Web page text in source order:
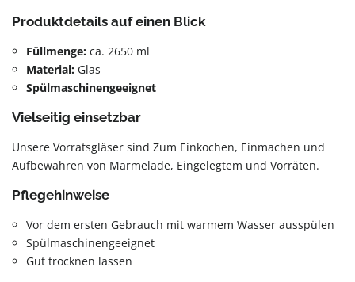
Produktdetails auf einen Blick
Füllmenge: ca. 2650 ml
Material: Glas
Spülmaschinengeeignet
Vielseitig einsetzbar
Unsere Vorratsgläser sind Zum Einkochen, Einmachen und
Aufbewahren von Marmelade, Eingelegtem und Vorräten.
Pflegehinweise
Vor dem ersten Gebrauch mit warmem Wasser ausspülen
Spülmaschinengeeignet
Gut trocknen lassen